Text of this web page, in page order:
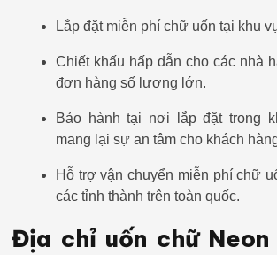
Lắp đặt miễn phí chữ uốn tại khu
Chiết khấu hấp dẫn cho các nhà
đơn hàng số lượng lớn.
Bảo hành tại nơi lắp đặt trong
mang lại sự an tâm cho khách
Hỗ trợ vận chuyển miễn phí chữ
các tỉnh thành trên toàn quốc.
Địa chỉ uốn chữ Neon